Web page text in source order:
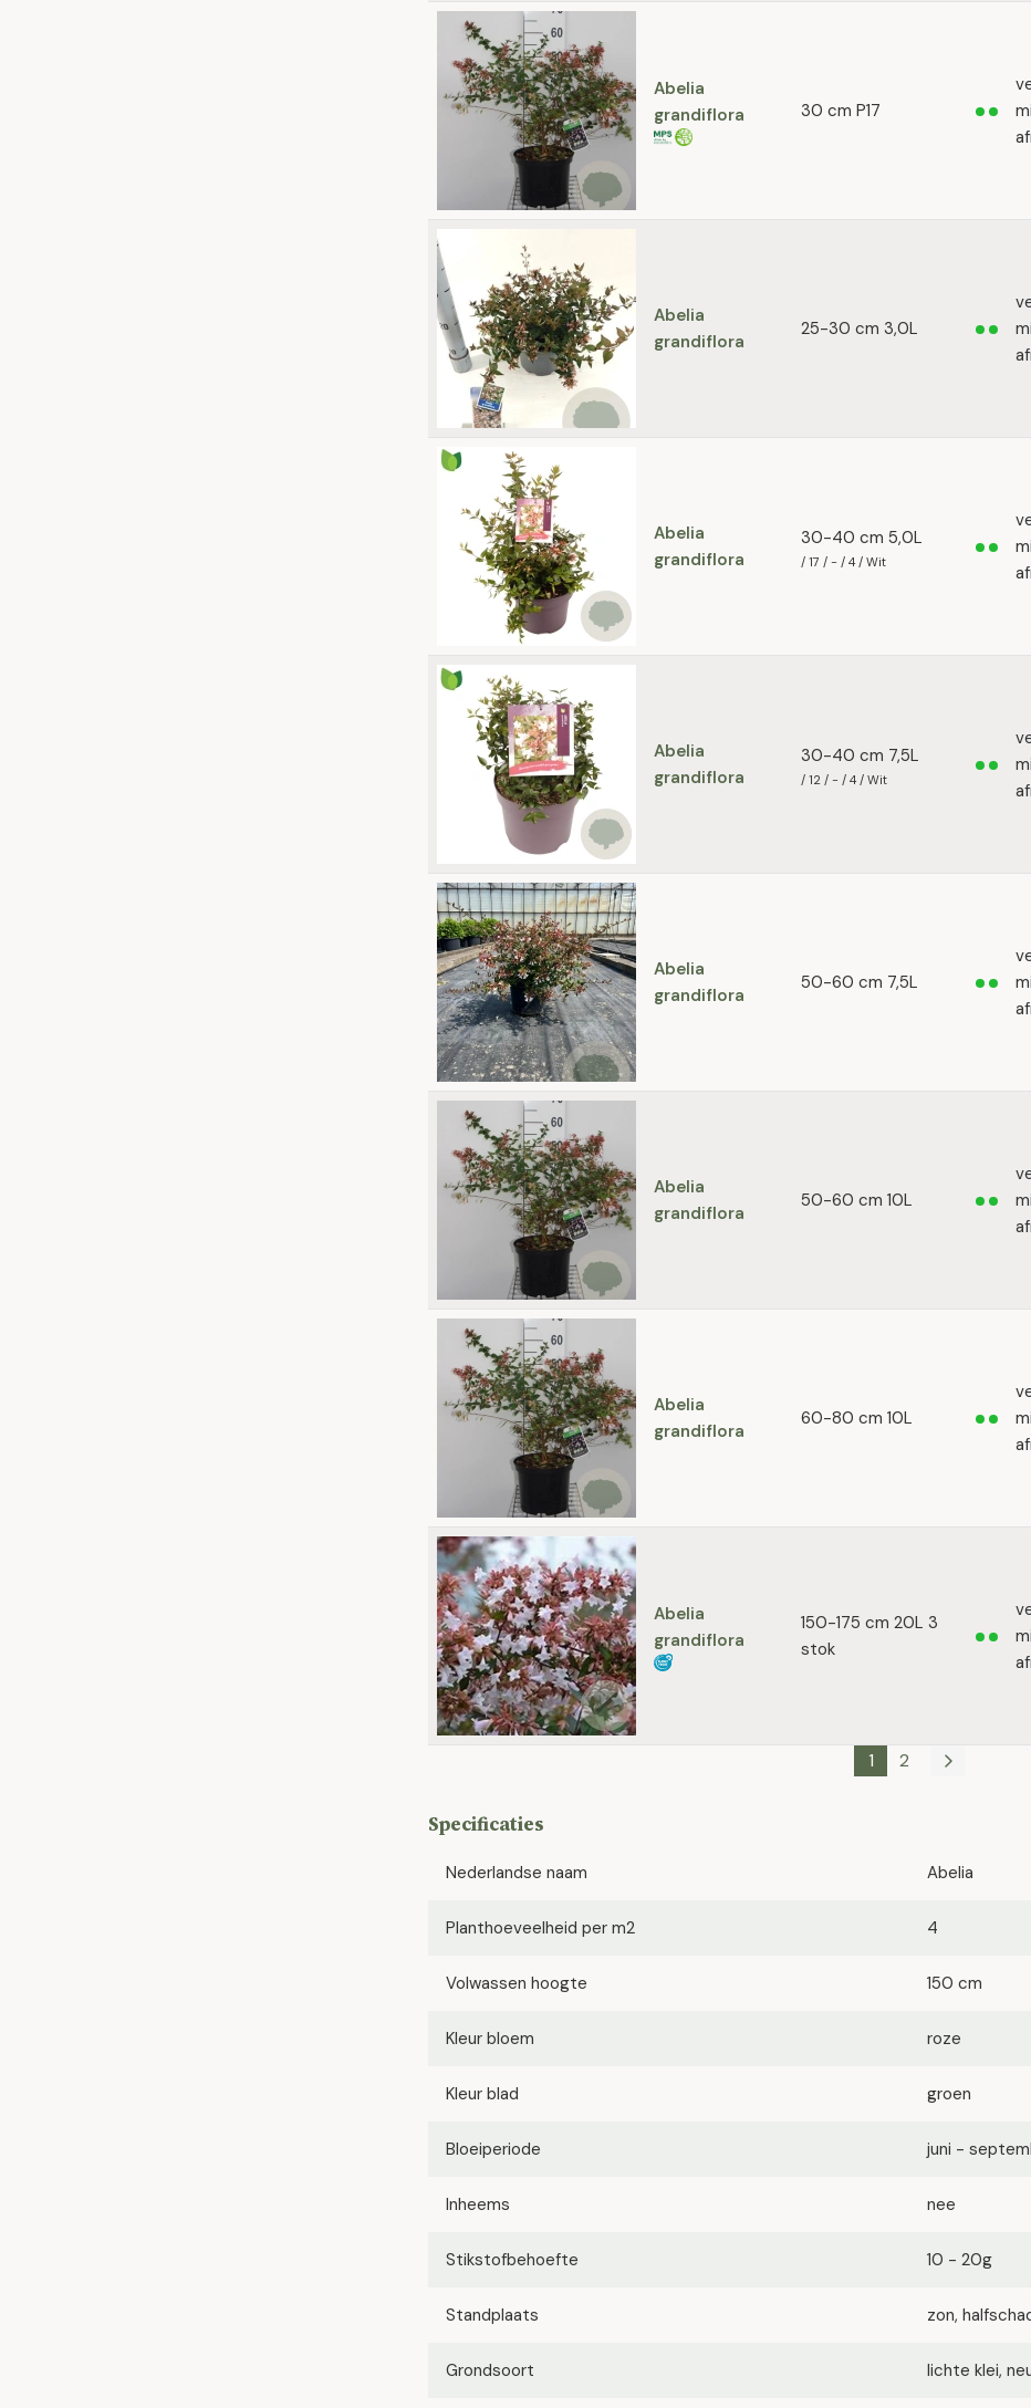
Abelia
grandiflora
30 cm P17
Abelia
grandiflora
25-30 cm 3,0L
Abelia
grandiflora
30-40 cm 5,0L
/ 17 / - / 4 / Wit
Abelia
grandiflora
30-40 cm 7,5L
/ 12 / - / 4 / Wit
Abelia
grandiflora
50-60 cm 7,5L
Abelia
grandiflora
50-60 cm 10L
Abelia
grandiflora
60-80 cm 10L
Abelia
grandiflora
150-175 cm 20L 3
stok
1 2
Specificaties
Nederlandse naam Abelia
Planthoeveelheid per m2 4
Volwassen hoogte 150 cm
Kleur bloem roze
Kleur blad groen
Bloeiperiode juni -
Inheems nee
Stikstofbehoefte 10 - 20g
Standplaats zon,
Grondsoort lichte klei,